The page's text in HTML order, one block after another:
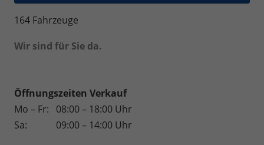
164 Fahrzeuge
Wir sind für Sie da.
Öffnungszeiten Verkauf
Mo – Fr: 08:00 – 18:00 Uhr
Sa:
09:00 – 14:00 Uhr